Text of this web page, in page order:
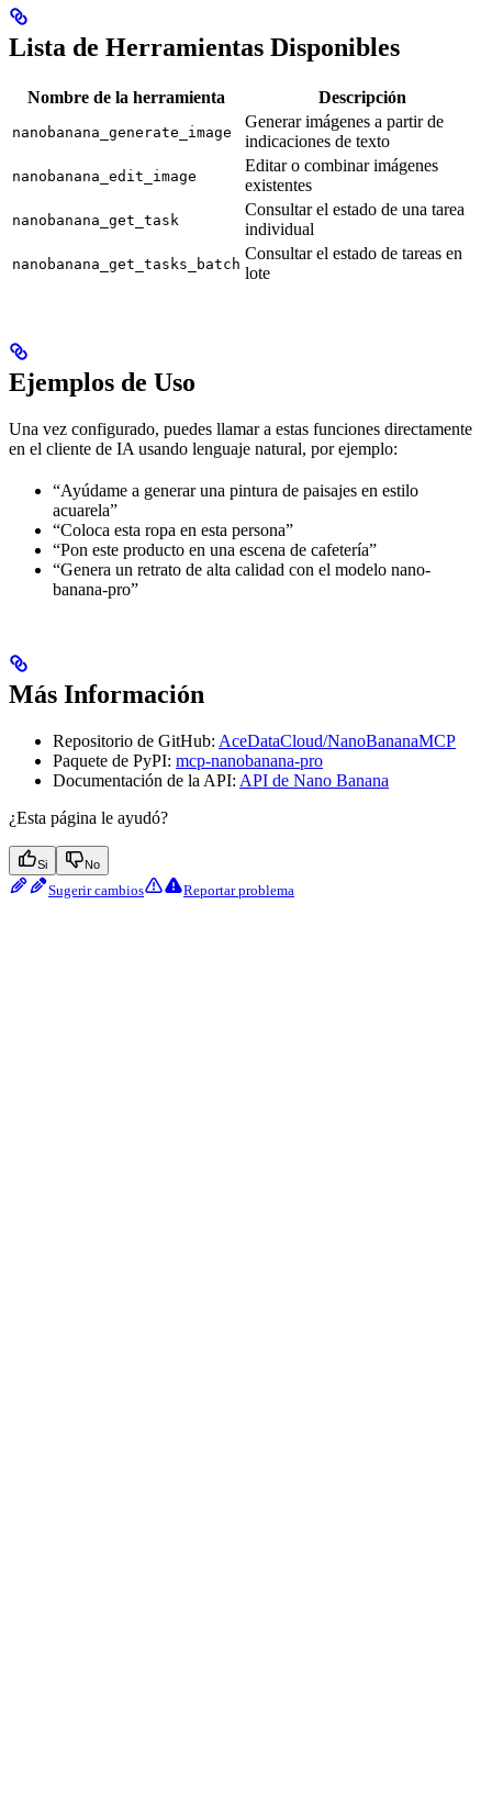
Lista de Herramientas Disponibles
Nombre de la herramienta Descripción
nanobanana_generate_image
Generar imágenes a partir de
indicaciones de texto
nanobanana_edit_image
Editar o combinar imágenes
existentes
nanobanana_get_task
Consultar el estado de una tarea
individual
nanobanana_get_tasks_batch
Consultar el estado de tareas en
lote
Ejemplos de Uso
Una vez configurado, puedes llamar a estas funciones directamente
en el cliente de IA usando lenguaje natural, por ejemplo:
“Ayúdame a generar una pintura de paisajes en estilo
acuarela”
“Coloca esta ropa en esta persona”
“Pon este producto en una escena de cafetería”
“Genera un retrato de alta calidad con el modelo nano-
banana-pro”
Más Información
Repositorio de GitHub: AceDataCloud/NanoBananaMCP
Paquete de PyPI: mcp-nanobanana-pro
Documentación de la API: API de Nano Banana
¿Esta página le ayudó?
Si No
Sugerir cambios Reportar problema